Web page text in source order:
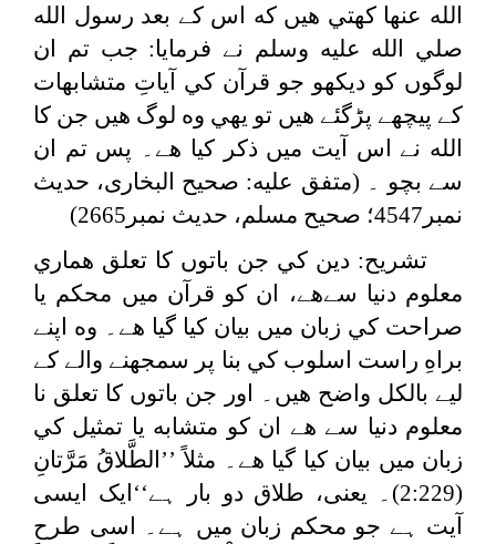
الله عنها كهتي هيں كه اس کے بعد رسول الله
صلي الله عليه وسلم نے فرمايا: جب تم ان
لوگوں كو ديكھو جو قرآن كي آياتِ متشابهات
كے پيچھے پڑگئے هيں تو يهي وه لوگ هيں جن كا
الله نے اس آيت ميں ذكر كيا هے۔ پس تم ان
سے بچو ۔ (متفق عليه: صحیح البخاری، حدیث
نمبر4547؛ صحیح مسلم، حدیث نمبر2665)
تشریح: دين كي جن باتوں كا تعلق هماري
معلوم دنيا سےهے، ان كو قرآن ميں محكم يا
صراحت كي زبان ميں بيان كيا گيا هے۔ وه اپنے
براهِ راست اسلوب كي بنا پر سمجھنے والے كے
لیے بالكل واضح هيں۔ اور جن باتوں كا تعلق نا
معلوم دنيا سے هے ان كو متشابه يا تمثيل كي
زبان ميں بيان كيا گيا هے۔ مثلاً ’’الطَّلاقُ ‌مَرَّتانِ
(2:229)۔ یعنی، طلاق دو بار ہے‘‘ایک ایسی
آیت ہے جو محکم زبان میں ہے۔ اسی طرح